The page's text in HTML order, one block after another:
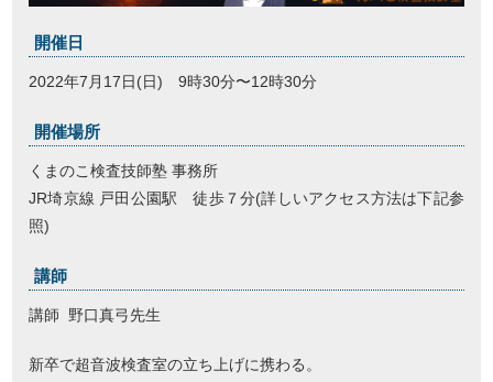
開催日
2022年7月17日(日) 9時30分〜12時30分
開催場所
くまのこ検査技師塾 事務所
JR埼京線 戸田公園駅 徒歩７分(詳しいアクセス方法は下記参
照)
講師
講師 野口真弓先生
新卒で超音波検査室の立ち上げに携わる。